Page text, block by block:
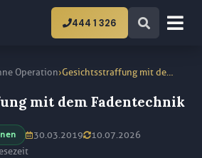
444 1 326
Operation›
mit dem Fadentechnik
30.03.2019
10.07.2026